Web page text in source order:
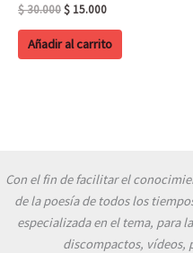
$30.000 Original
was:
$ 15.000Current
is:
$ 15.000.
Añadir al carrito
Con el fin de facilitar el
de la poesía de todos los
especializada en el tema, para
discompactos, vídeos,